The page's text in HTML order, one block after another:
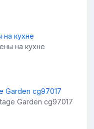
на кухне
Garden cg97017